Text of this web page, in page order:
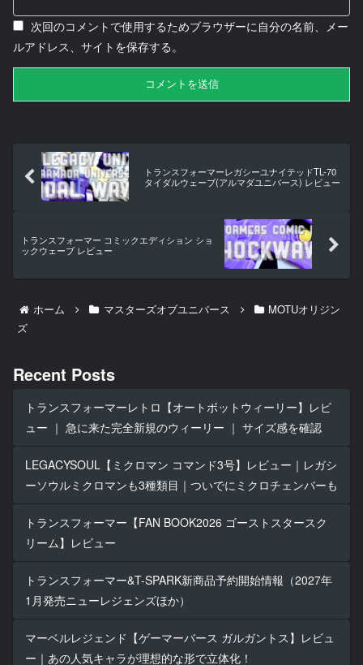
次回のコメントで使用するためブラウザーに自分の名前、メー
ルアドレス、サイトを保存する。
トランスフォーマーレガシーユナイテッドTL-70
タイダルウェーブ(アルマダユニバース) レビュー
トランスフォーマー コミックエディション ショ
ックウェーブ レビュー
ホーム マスターズオブユニバース
MOTUオリジン
ズ
Recent Posts
トランスフォーマーレトロ【オートボットウィーリー】レビ
ュー ｜ 急に来た完全新規のウィーリー ｜ サイズ感を確認
LEGACYSOUL【ミクロマン コマンド3号】レビュー｜レガシ
ーソウルミクロマンも3種類目｜ついでにミクロチェンバーも
トランスフォーマー【FAN BOOK2026 ゴーストスタースク
リーム】レビュー
トランスフォーマー&T-SPARK新商品予約開始情報（2027年
1月発売ニューレジェンズほか）
マーベルレジェンド【ゲーマーバース ガルガントス】レビュ
ー｜あの人気キャラが理想的な形で立体化！